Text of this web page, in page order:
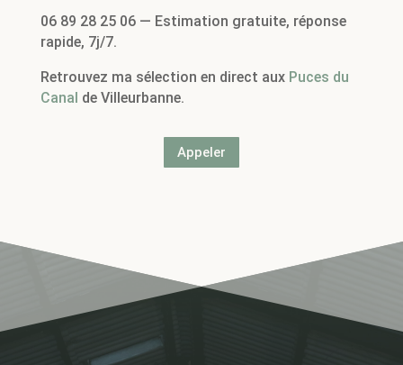
06 89 28 25 06 — Estimation gratuite, réponse
rapide, 7j/7.
Retrouvez ma sélection en direct aux Puces du
Canal de Villeurbanne.
Appeler